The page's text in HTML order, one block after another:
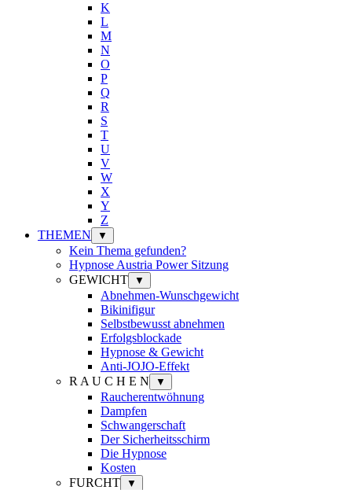
K
L
M
N
O
P
Q
R
S
T
U
V
W
X
Y
Z
THEMEN
▼
Kein Thema gefunden?
Hypnose Austria Power Sitzung
GEWICHT
▼
Abnehmen-Wunschgewicht
Bikinifigur
Selbstbewusst abnehmen
Erfolgsblockade
Hypnose & Gewicht
Anti-JOJO-Effekt
R A U C H E N
▼
Raucherentwöhnung
Dampfen
Schwangerschaft
Der Sicherheitsschirm
Die Hypnose
Kosten
FURCHT
▼